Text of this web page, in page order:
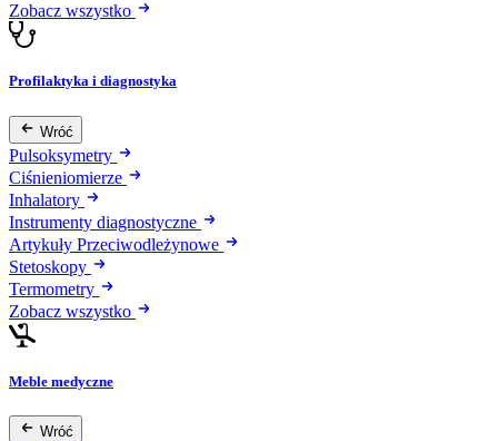
Zobacz wszystko
Profilaktyka i diagnostyka
Wróć
Pulsoksymetry
Ciśnieniomierze
Inhalatory
Instrumenty diagnostyczne
Artykuły Przeciwodleżynowe
Stetoskopy
Termometry
Zobacz wszystko
Meble medyczne
Wróć